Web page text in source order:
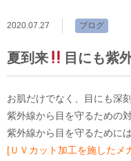
2020.07.27 ブログ
夏到来 目にも紫
お肌だけでなく、目にも深
紫外線から目を守るための
紫外線から目を守るためには
[ＵＶカット加工を施したメ